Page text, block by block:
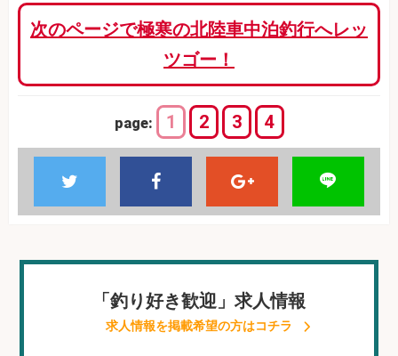
次のページで極寒の北陸車中泊釣行へレッ
ツゴー！
page: 1 2 3 4
「釣り好き歓迎」求人情報
求人情報を掲載希望の方はコチラ